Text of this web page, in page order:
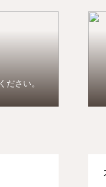
ださい。